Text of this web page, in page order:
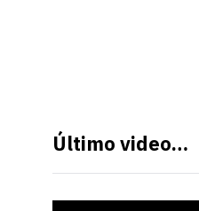
Último video…